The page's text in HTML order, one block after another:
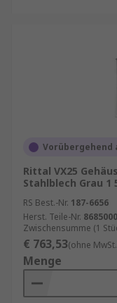
Rittal VX25
Stahlblech Grau 1
RS Best.-Nr. 187-6656
Herst. Teile-Nr. 8685000
Zwischensumme (1
€ 763,53(ohne
Menge